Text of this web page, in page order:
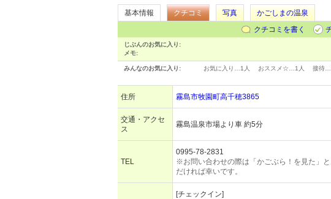
基本情報 クチコミ 写真
かごしまの温泉
クチコミを書く
じぶんのお気に入り:
メモ:
みんなのお気に入り: お気に入り… 1人 おススメ☆… 1人 接待…
住所 霧島市牧園町高千穂3865
交通・アクセ
ス
霧島温泉市場より車 約5分
TEL
0995-78-2831
※お問い合わせの際は「かごぶら！を見た」
だければ幸いです。
[チェックイン]